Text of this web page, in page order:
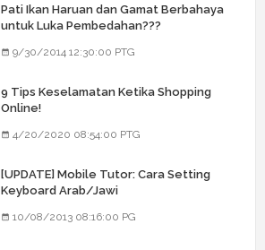
Pati Ikan Haruan dan Gamat Berbahaya
untuk Luka Pembedahan???
9/30/2014 12:30:00 PTG
9 Tips Keselamatan Ketika Shopping
Online!
4/20/2020 08:54:00 PTG
[UPDATE] Mobile Tutor: Cara Setting
Keyboard Arab/Jawi
10/08/2013 08:16:00 PG